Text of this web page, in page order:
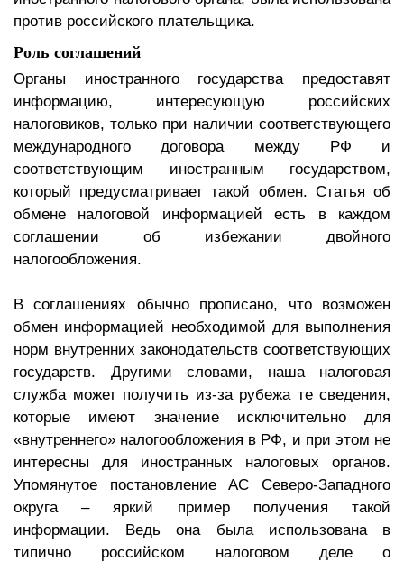
против российского плательщика.
Роль соглашений
Органы иностранного государства предоставят
информацию, интересующую российских
налоговиков, только при наличии соответствующего
международного договора между РФ и
соответствующим иностранным государством,
который предусматривает такой обмен. Статья об
обмене налоговой информацией есть в каждом
соглашении об избежании двойного
налогообложения.
В соглашениях обычно прописано, что возможен
обмен информацией необходимой для выполнения
норм внутренних законодательств соответствующих
государств. Другими словами, наша налоговая
служба может получить из-за рубежа те сведения,
которые имеют значение исключительно для
«внутреннего» налогообложения в РФ, и при этом не
интересны для иностранных налоговых органов.
Упомянутое постановление АС Северо-Западного
округа – яркий пример получения такой
информации. Ведь она была использована в
типично российском налоговом деле о